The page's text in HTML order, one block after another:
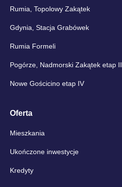
Rumia, Topolowy Zakątek
Gdynia, Stacja Grabówek
Rumia Formeli
Pogórze, Nadmorski Zakątek etap II
Nowe Gościcino etap IV
Oferta
Mieszkania
Ukończone inwestycje
Kredyty